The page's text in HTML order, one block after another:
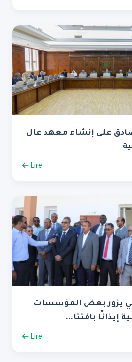
على إنشاء معهد عال
Lire
يزور بعض المؤسسات
إيذانًا بافتتا...
Lire